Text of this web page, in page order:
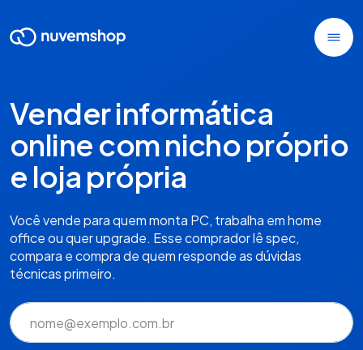
Vender informática
online com nicho próprio
e loja própria
Você vende para quem monta PC, trabalha em home
office ou quer upgrade. Esse comprador lê spec,
compara e compra de quem responde as dúvidas
técnicas primeiro.